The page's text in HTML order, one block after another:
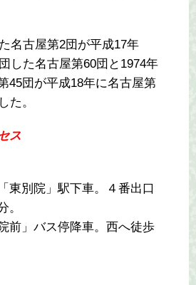
名古屋第2団が平成17年
した名古屋第60団と1974年
45団が平成18年に名古屋第
た。
ス
東別院」駅下車。４番出口
。
前」バス停降車。西へ徒歩